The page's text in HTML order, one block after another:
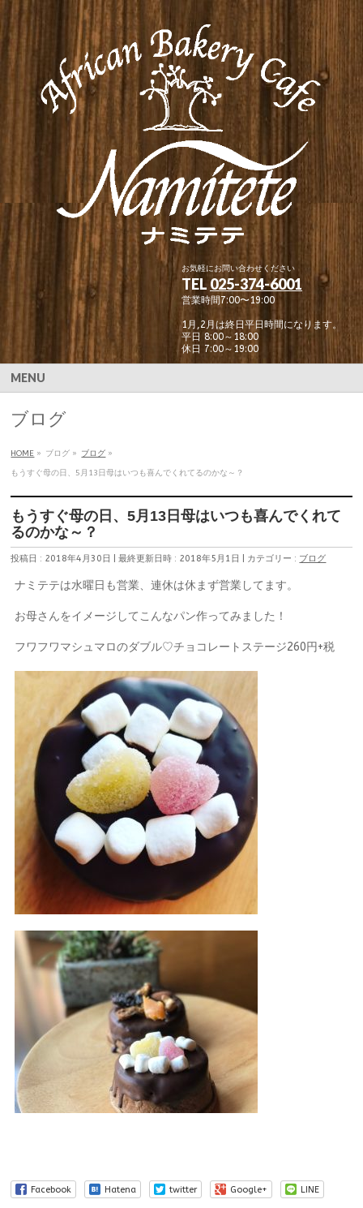
お気軽にお問い合わせください
TEL 025-374-6001
営業時間7:00〜19:00
1月,2月は終日平日時間になります。
平日 8:00～18:00
休日 7:00～19:00
MENU
ブログ
HOME » ブログ » ブログ »
もうすぐ母の日、5月13日母はいつも喜んでくれてるのかな～？
もうすぐ母の日、5月13日母はいつも喜んでくれて
るのかな～？
投稿日 : 2018年4月30日 最終更新日時 : 2018年5月1日 カテゴリー : ブログ
ナミテテは水曜日も営業、連休は休まず営業してます。
お母さんをイメージしてこんなパン作ってみました！
フワフワマシュマロのダブル♡チョコレートステージ260円+税
Facebook Hatena twitter Google+ LINE